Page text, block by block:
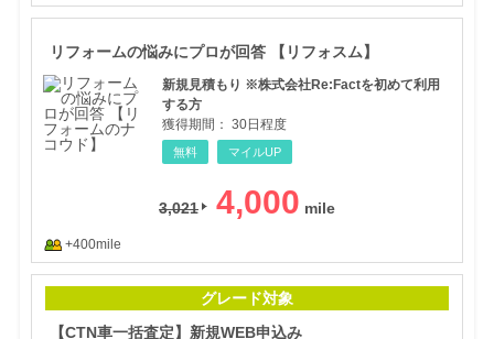
リフォームの悩みにプロが回答 【リフォスム】
新規見積もり ※株式会社Re:Factを初めて利用
する方
獲得期間： 30日程度
無料 マイルUP
3,021 4,000
+400mile
グレード対象
【CTN車一括査定】新規WEB申込み